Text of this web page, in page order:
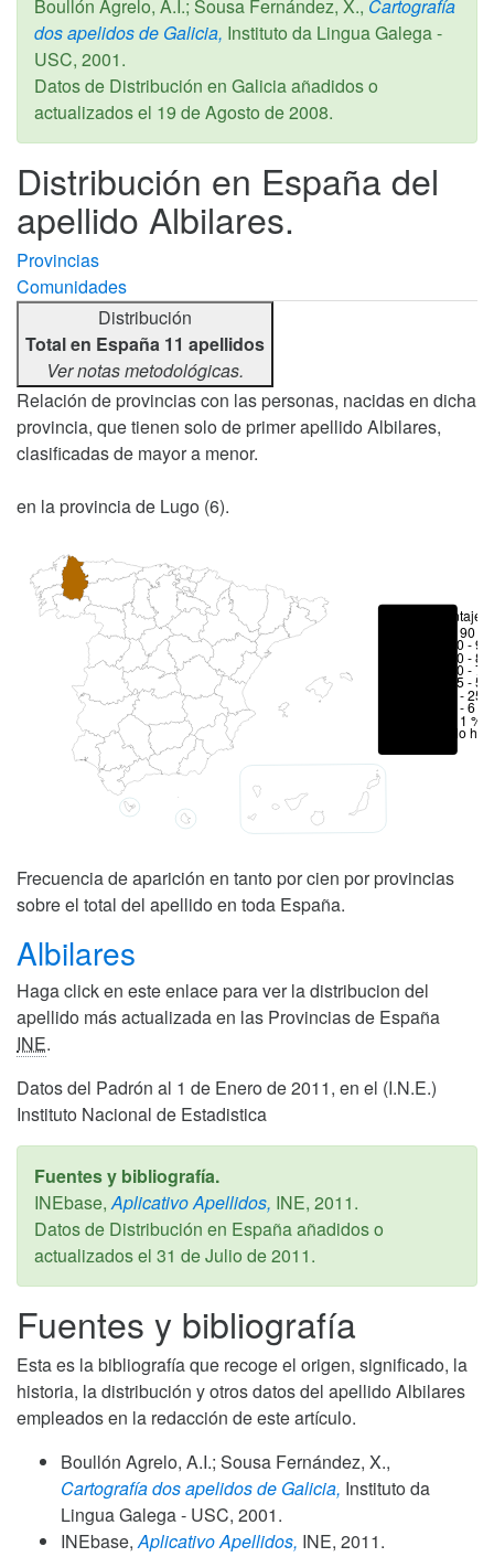
Boullón Agrelo, A.I.; Sousa Fernández, X., Cartografía
dos apelidos de Galicia, Instituto da Lingua Galega -
USC, 2001.
Datos de Distribución en Galicia añadidos o
actualizados el 19 de Agosto de 2008.
Distribución en España del
apellido Albilares.
Provincias
Comunidades
Distribución
Total en España 11 apellidos
Ver notas metodológicas.
Relación de provincias con las personas, nacidas en dicha
provincia, que tienen solo de primer apellido Albilares,
clasificadas de mayor a menor.
en la provincia de Lugo (6).
Porcentajes
> 90 %
80 -
70 -
50 -
25 -
6 - 25
1 - 6 %
< 1 %
No hay
Frecuencia de aparición en tanto por cien por provincias
sobre el total del apellido en toda España.
Albilares
Haga click en este enlace para ver la distribucion del
apellido más actualizada en las Provincias de España
INE.
Datos del Padrón al 1 de Enero de 2011, en el (I.N.E.)
Instituto Nacional de Estadistica
Fuentes y bibliografía.
INEbase, Aplicativo Apellidos, INE, 2011.
Datos de Distribución en España añadidos o
actualizados el 31 de Julio de 2011.
Fuentes y bibliografía
Esta es la bibliografía que recoge el origen, significado, la
historia, la distribución y otros datos del apellido Albilares
empleados en la redacción de este artículo.
Boullón Agrelo, A.I.; Sousa Fernández, X.,
Cartografía dos apelidos de Galicia, Instituto da
Lingua Galega - USC, 2001.
INEbase, Aplicativo Apellidos, INE, 2011.